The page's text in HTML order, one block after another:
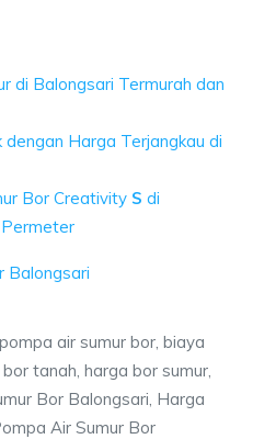
di Balongsari Termurah dan
Harga Terjangkau di
Bor Creativity S di
Balongsari
air sumur bor, biaya
tanah, harga bor sumur,
Bor Balongsari, Harga
Air Sumur Bor